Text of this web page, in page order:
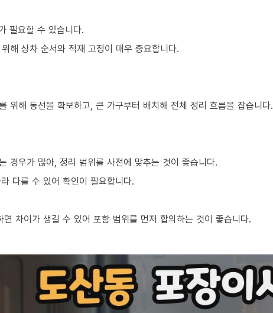
필요할 수 있습니다.
해 상차 순서와 적재 고정이 매우 중요합니다.
위해 동선을 확보하고, 큰 가구부터 배치해 전체 정리 흐름을 잡습니다.
경우가 많아, 정리 범위를 사전에 맞추는 것이 좋습니다.
다를 수 있어 확인이 필요합니다.
차이가 생길 수 있어 포함 범위를 먼저 합의하는 것이 좋습니다.